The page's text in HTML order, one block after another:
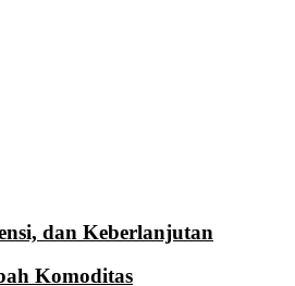
dan Keberlanjutan
Komoditas